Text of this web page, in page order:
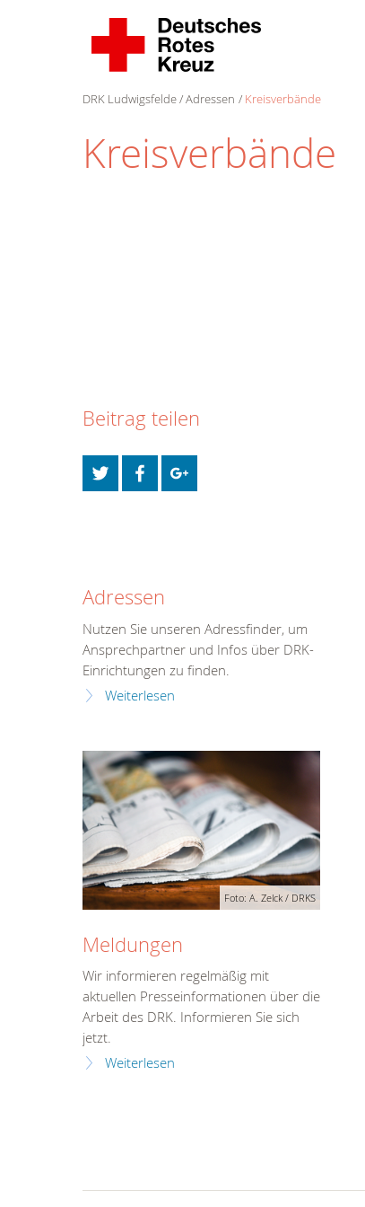
DRK Ludwigsfelde Adressen Kreisverbände
Kreisverbände
Beitrag teilen
Adressen
Nutzen Sie unseren Adressfinder, um
Ansprechpartner und Infos über DRK-
Einrichtungen zu finden.
Weiterlesen
Foto: A. Zelck / DRKS
Meldungen
Wir informieren regelmäßig mit
aktuellen Presseinformationen über die
Arbeit des DRK. Informieren Sie sich
jetzt.
Weiterlesen